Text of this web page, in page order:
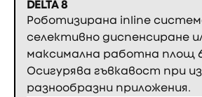
DELTA 8
Роботизирана inline
селективно диспенсиране
максимална работна площ
Осигурява гъвкавост при
разнообразни приложения.